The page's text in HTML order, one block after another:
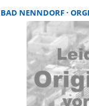
BAD NENNDORF